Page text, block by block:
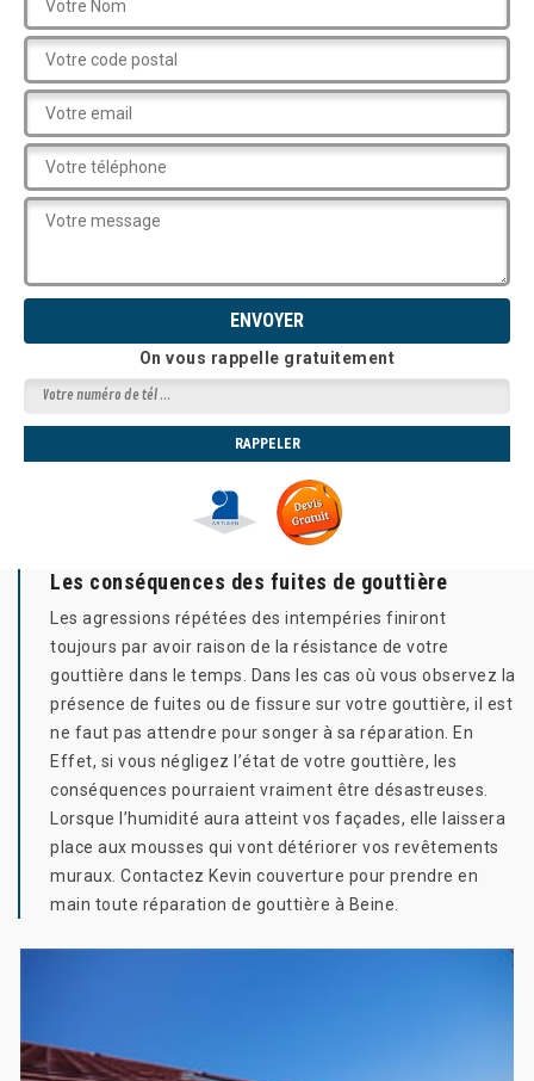
On vous rappelle gratuitement
Les conséquences des fuites de gouttière
Les agressions répétées des intempéries finiront
toujours par avoir raison de la résistance de votre
gouttière dans le temps. Dans les cas où vous observez la
présence de fuites ou de fissure sur votre gouttière, il est
ne faut pas attendre pour songer à sa réparation. En
Effet, si vous négligez l’état de votre gouttière, les
conséquences pourraient vraiment être désastreuses.
Lorsque l’humidité aura atteint vos façades, elle laissera
place aux mousses qui vont détériorer vos revêtements
muraux. Contactez Kevin couverture pour prendre en
main toute réparation de gouttière à Beine.